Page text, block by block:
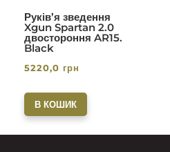
Руків’я зведення
Xgun Spartan 2.0
двостороння AR15.
Black
5220,0 грн
В КОШИК